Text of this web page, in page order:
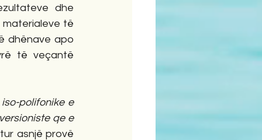
dhe
materialeve të
dhënave apo
të veçantë
polifonike e
qe e
asnjë provë